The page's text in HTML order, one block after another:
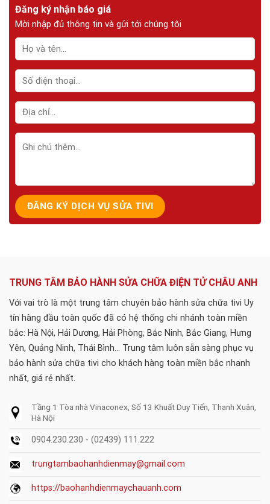
Đăng ký nhận báo giá
Mời nhập đủ thông tin và gửi tới chúng tôi
TRUNG TÂM BẢO HÀNH SỬA CHỮA ĐIỆN TỬ CHÂU ANH
Với vai trò là một trung tâm chuyên bảo hành sửa chữa tivi Uy
tín hàng đầu toàn quốc đã có hệ thống chi nhánh toàn miền
bắc: Hà Nội, Hải Dương, Hải Phòng, Bắc Ninh, Bắc Giang, Hưng
Yên, Quảng Ninh, Thái Bình... Trung tâm luôn sẵn sàng phục vụ
bảo hành sửa chữa tivi cho khách hàng toàn miền bắc nhanh
nhất, giá rẻ nhất.
Tầng 1 Tòa nhà Vinaconex, Số 13 Khuất Duy Tiến, Thanh Xuân,
Hà Nội
0904.230.230 - (02439) 111.222
trungtambaohanhdienmay@gmail.com
https://baohanhdienmaychauanh.com